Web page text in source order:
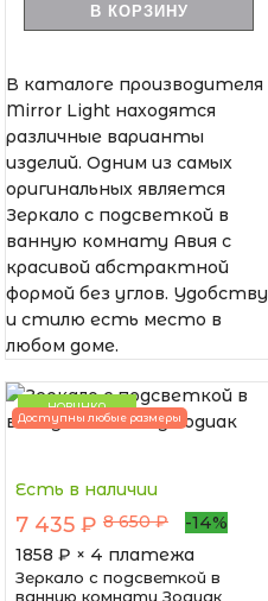
В КОРЗИНУ
В каталоге производителя
Mirror Light находятся
различные варианты
изделий. Одним из самых
оригинальных является
Зеркало с подсветкой в
ванную комнату Авия с
красивой абстрактной
формой без углов. Удобству
и стилю есть место в
любом доме.
НОВИНКА
Доступны любые размеры
Есть в наличии
7 435 ₽ 8 650 ₽
-14%
1858 ₽ × 4 платежа
Зеркало с подсветкой в
ванную комнату Зодиак